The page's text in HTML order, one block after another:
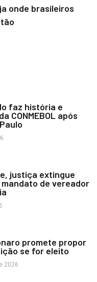
onde brasileiros
faz história e
CONMEBOL após
justiça extingue
de vereador
promete propor
se for eleito
2026